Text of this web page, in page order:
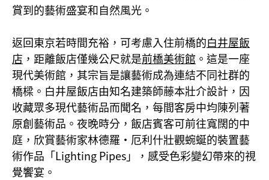
賞到的藝術盛宴和自然風光。
返回東京若時間充裕，可考慮入住前橋的白井屋飯
店 ，距離飯店僅幾公尺就是前橋美術館 。這是一座
現代美術館，其宗旨是讓藝術成為連結不同社群的
橋樑。白井屋飯店由知名建築師藤本壯介設計，因
收藏眾多現代藝術品而聞名，每間客房中均陳列著
原創藝術品。夜晚時分，飯店賓客可前往寬闊的中
庭，欣賞藝術家林德羅·厄利什壯觀蜿蜒的裝置藝
術作品「Lighting Pipes」，感受色彩變幻帶來的視
覺饗宴。